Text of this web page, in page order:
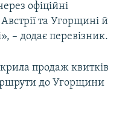
офіційні
та Угорщині й
– додає перевізник.
продаж квитків
до Угорщини